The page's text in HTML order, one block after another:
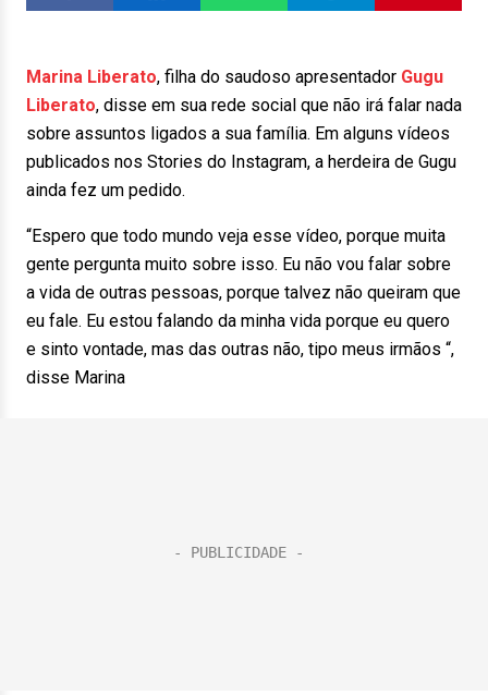
Marina Liberato, filha do saudoso apresentador Gugu
Liberato, disse em sua rede social que não irá falar nada
sobre assuntos ligados a sua família. Em alguns vídeos
publicados nos Stories do Instagram, a herdeira de Gugu
ainda fez um pedido.
“Espero que todo mundo veja esse vídeo, porque muita
gente pergunta muito sobre isso. Eu não vou falar sobre
a vida de outras pessoas, porque talvez não queiram que
eu fale. Eu estou falando da minha vida porque eu quero
e sinto vontade, mas das outras não, tipo meus irmãos “,
disse Marina